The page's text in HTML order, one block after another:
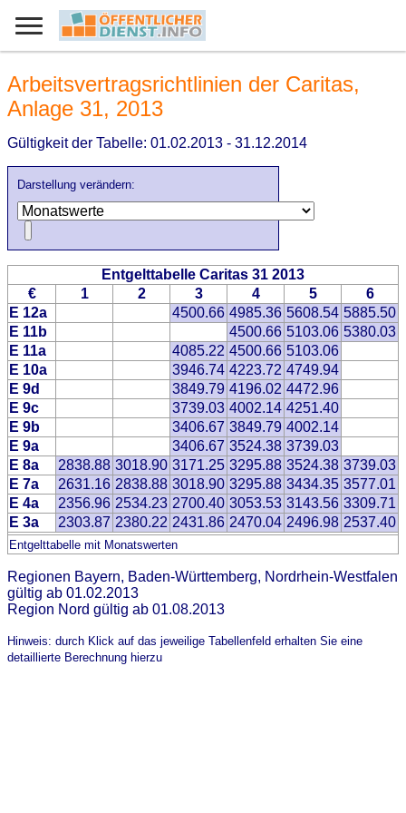
Darstellung verändern:
Arbeitsvertragsrichtlinien der Caritas,
Anlage 31, 2013
Gültigkeit der Tabelle: 01.02.2013 - 31.12.2014
Entgelttabelle Caritas 31 2013
€
1 2 3 4 5
6
E 12a
4500.66 4985.36 5608.54 5885.50
E 11b
4500.66 5103.06 5380.03
E 11a
4085.22 4500.66 5103.06
E 10a
3946.74 4223.72 4749.94
E 9d
3849.79 4196.02 4472.96
E 9c
3739.03 4002.14 4251.40
E 9b
3406.67 3849.79 4002.14
E 9a
3406.67 3524.38 3739.03
E 8a
2838.88 3018.90 3171.25 3295.88 3524.38 3739.03
E 7a
2631.16 2838.88 3018.90 3295.88 3434.35 3577.01
E 4a
2356.96 2534.23 2700.40 3053.53 3143.56 3309.71
E 3a
2303.87 2380.22 2431.86 2470.04 2496.98 2537.40
Entgelttabelle mit Monatswerten
Regionen Bayern, Baden-Württemberg, Nordrhein-Westfalen
gültig ab 01.02.2013
Region Nord gültig ab 01.08.2013
Hinweis: durch Klick auf das jeweilige Tabellenfeld erhalten Sie eine
detaillierte Berechnung hierzu